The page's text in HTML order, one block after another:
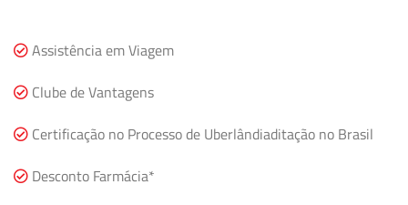
Assistência em Viagem
Clube de Vantagens
Certificação no Processo de Uberlândiaditação no Brasil
Desconto Farmácia*